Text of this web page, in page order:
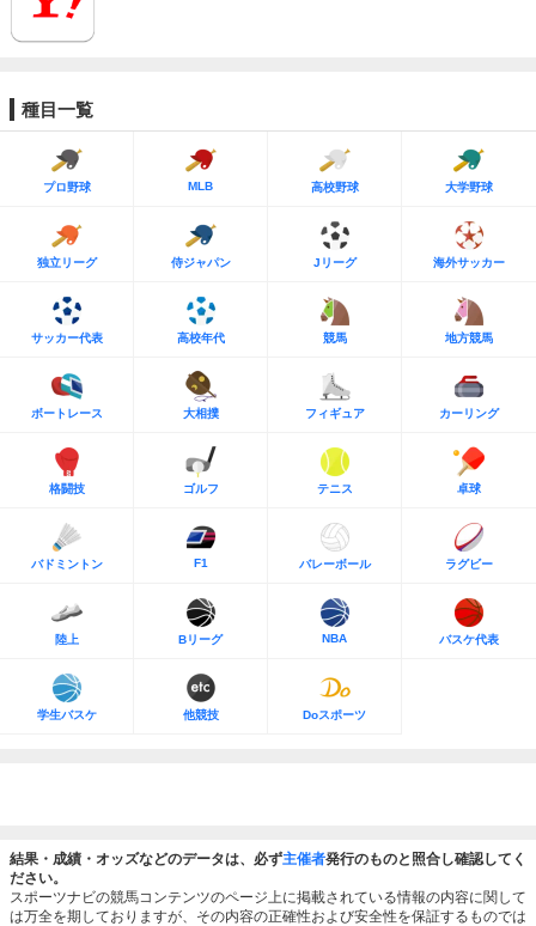
種目一覧
プロ野球 MLB 高校野球 大学野球
独立リーグ 侍ジャパン Jリーグ 海外サッカー
サッカー代表 高校年代 競馬 地方競馬
ボートレース 大相撲 フィギュア カーリング
格闘技 ゴルフ テニス 卓球
バドミントン F1 バレーボール ラグビー
陸上 Bリーグ NBA バスケ代表
学生バスケ 他競技 Doスポーツ
結果・成績・オッズなどのデータは、必ず主催者発行のものと照合し確認してく
ださい。
スポーツナビの競馬コンテンツのページ上に掲載されている情報の内容に関して
は万全を期しておりますが、その内容の正確性および安全性を保証するものでは